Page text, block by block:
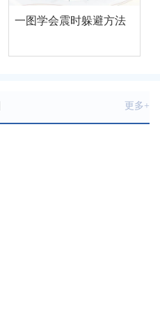
一图学会震时躲避方法
更多+